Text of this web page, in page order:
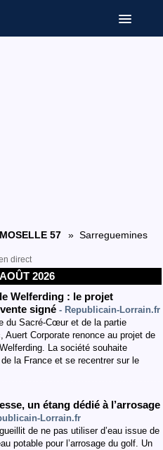
MOSELLE 57 » Sarreguemines
direct
2026
Welferding : le projet
signé - Republicain-Lorrain.fr
du Sacré-Cœur et de la partie
Auert Corporate renonce au projet de
La société souhaite
la France et se recentrer sur le
un étang dédié à l’arrosage
Lorrain.fr
de ne pas utiliser d’eau issue de
potable pour l’arrosage du golf. Un